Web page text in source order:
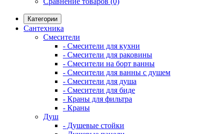
Категории
Сантехника
Смесители
- Смесители для кухни
- Смесители для раковины
- Смесители на борт ванны
- Смесители для ванны с душем
- Смесители для душа
- Смесители для биде
- Краны для фильтра
- Краны
Душ
- Душевые стойки